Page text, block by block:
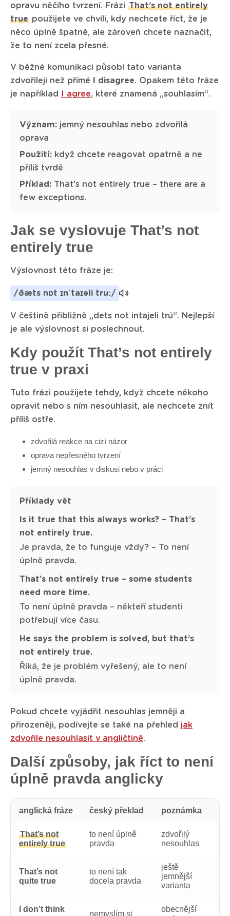
opravu něčího tvrzení. Frázi That’s not entirely
true použijete ve chvíli, kdy nechcete říct, že je
něco úplně špatně, ale zároveň chcete naznačit,
že to není zcela přesné.
V běžné komunikaci působí tato varianta
zdvořileji než přímé
I disagree. Opakem této fráze
je například
I agree, které znamená „souhlasím“.
Význam: jemný nesouhlas nebo zdvořilá
oprava
Použití: když chcete reagovat opatrně a ne
příliš tvrdě
Příklad: That’s not entirely true – there are a
few exceptions.
Jak se vyslovuje That’s not
entirely true
Výslovnost této fráze je:
/ðæts nɒt ɪnˈtaɪəli truː/
V češtině přibližně „dets not intajeli trú“. Nejlepší
je ale výslovnost si poslechnout.
Kdy použít That’s not entirely
true v praxi
Tuto frázi použijete tehdy, když chcete někoho
opravit nebo s ním nesouhlasit, ale nechcete znít
příliš ostře.
zdvořilá reakce na cizí názor
oprava nepřesného tvrzení
jemný nesouhlas v diskusi nebo v práci
Příklady vět
Is it true that this always works? – That’s
not entirely true.
Je pravda, že to funguje vždy? – To není
úplně pravda.
That’s not entirely true – some students
need more time.
To není úplně pravda – někteří studenti
potřebují více času.
He says the problem is solved, but that’s
not entirely true.
Říká, že je problém vyřešený, ale to není
úplně pravda.
Pokud chcete vyjádřit nesouhlas jemněji a
přirozeněji, podívejte se také na přehled jak
zdvořile nesouhlasit v angličtině.
Další způsoby, jak říct to není
úplně pravda anglicky
anglická fráze český překlad poznámka
That’s not
entirely true
to není úplně
pravda
zdvořilý
nesouhlas
That’s not
quite true
to není tak
docela pravda
ještě
jemnější
varianta
I don’t think
nemyslím si
obecnější